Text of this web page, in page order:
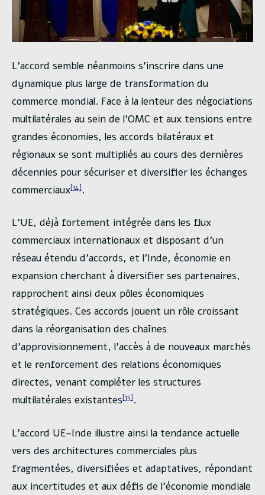
L’accord semble néanmoins s’inscrire dans une
dynamique plus large de transformation du
commerce mondial. Face à la lenteur des négociations
multilatérales au sein de l’OMC et aux tensions entre
grandes économies, les accords bilatéraux et
régionaux se sont multipliés au cours des dernières
décennies pour sécuriser et diversifier les échanges
commerciaux[14].
L’UE, déjà fortement intégrée dans les flux
commerciaux internationaux et disposant d’un
réseau étendu d’accords, et l’Inde, économie en
expansion cherchant à diversifier ses partenaires,
rapprochent ainsi deux pôles économiques
stratégiques. Ces accords jouent un rôle croissant
dans la réorganisation des chaînes
d’approvisionnement, l’accès à de nouveaux marchés
et le renforcement des relations économiques
directes, venant compléter les structures
multilatérales existantes[15].
L’accord UE–Inde illustre ainsi la tendance actuelle
vers des architectures commerciales plus
fragmentées, diversifiées et adaptatives, répondant
aux incertitudes et aux défis de l’économie mondiale